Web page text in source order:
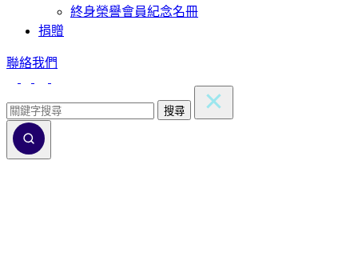
終身榮譽會員紀念名冊
捐贈
聯絡我們
搜尋